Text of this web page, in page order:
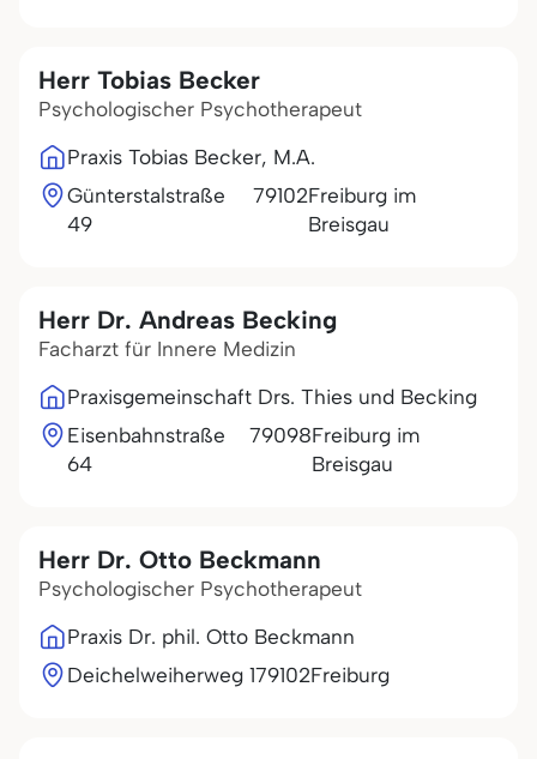
Herr Tobias Becker
Psychologischer Psychotherapeut
Praxis Tobias Becker, M.A.
Günterstalstraße
49
79102Freiburg im
Breisgau
Herr Dr. Andreas Becking
Facharzt für Innere Medizin
Praxisgemeinschaft Drs. Thies und Becking
Eisenbahnstraße
64
79098Freiburg im
Breisgau
Herr Dr. Otto Beckmann
Psychologischer Psychotherapeut
Praxis Dr. phil. Otto Beckmann
Deichelweiherweg 179102Freiburg